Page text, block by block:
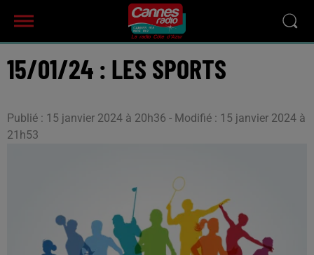
15/01/24 : LES SPORTS
Publié : 15 janvier 2024 à 20h36 - Modifié : 15 janvier 2024 à
21h53